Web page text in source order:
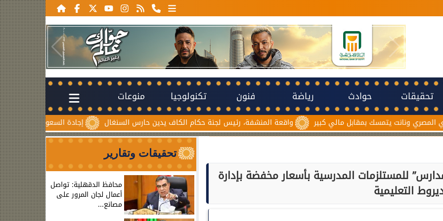
تحقيقات حوادث رياضة فنون تكنولوجيا منوعات
إجادة السعودية للطيران تُطلق ”درعاً واقعة المنشفة، رئيس لجنة حكام الكاف يدين حارس السنغال يتمسك بمقابل مالي كبير
للمستلزمات المدرسية بأسعار مخفضة بإدارة
التعليمية
تحقيقات وتقارير
محافظ الدقهلية: تواصل
أعمال لجان المرور على
مصانع...